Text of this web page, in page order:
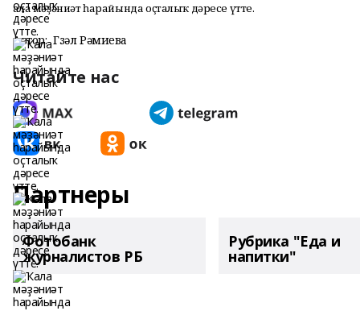
Ҡала мәҙәниәт һарайында оҫталыҡ дәресе үтте.
Автор: Гүзәл Рәмиева
Читайте нас
Партнеры
Фотобанк
журналистов РБ
Рубрика "Еда и
напитки"